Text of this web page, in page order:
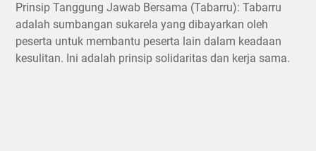
Prinsip Tanggung Jawab Bersama (Tabarru): Tabarru
adalah sumbangan sukarela yang dibayarkan oleh
peserta untuk membantu peserta lain dalam keadaan
kesulitan. Ini adalah prinsip solidaritas dan kerja sama.